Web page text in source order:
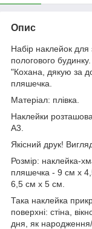
Опис
Набір наклейок для
пологового
"Кохана, дякую за
пляшечка.
Матеріал: плівка.
Наклейки
А3.
Якісний друк!
Розмір: наклейка-
пляшечка - 9 см х
6,5 см х 5 см.
Така наклейка
поверхні: стіна,
дня, як